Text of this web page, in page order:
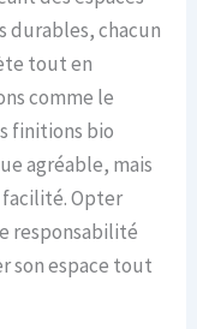
durables, chacun
tout en
comme le
finitions bio
agréable, mais
Opter
responsabilité
son espace tout